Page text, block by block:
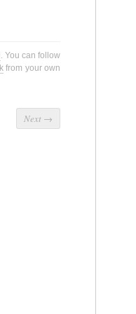
. You can follow
from your own
Next →